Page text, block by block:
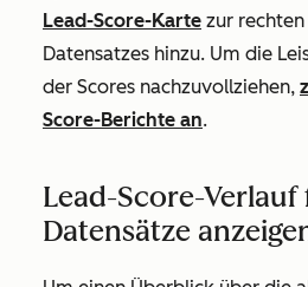
Lead-Score-Karte zur
Datensatzes hinzu. Um die
der Scores nachzuvollziehen,
Score-Berichte an.
Lead-Score-
Datensätze